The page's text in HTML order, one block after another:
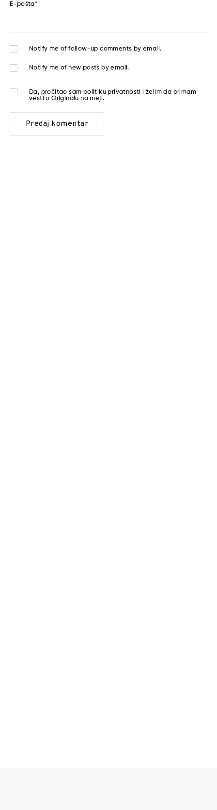
E-pošta*
Notify me of follow-up comments by email.
Notify me of new posts by email.
Da, pročitao sam politiku privatnosti
i želim da primam
vesti o Originalu na mejl.